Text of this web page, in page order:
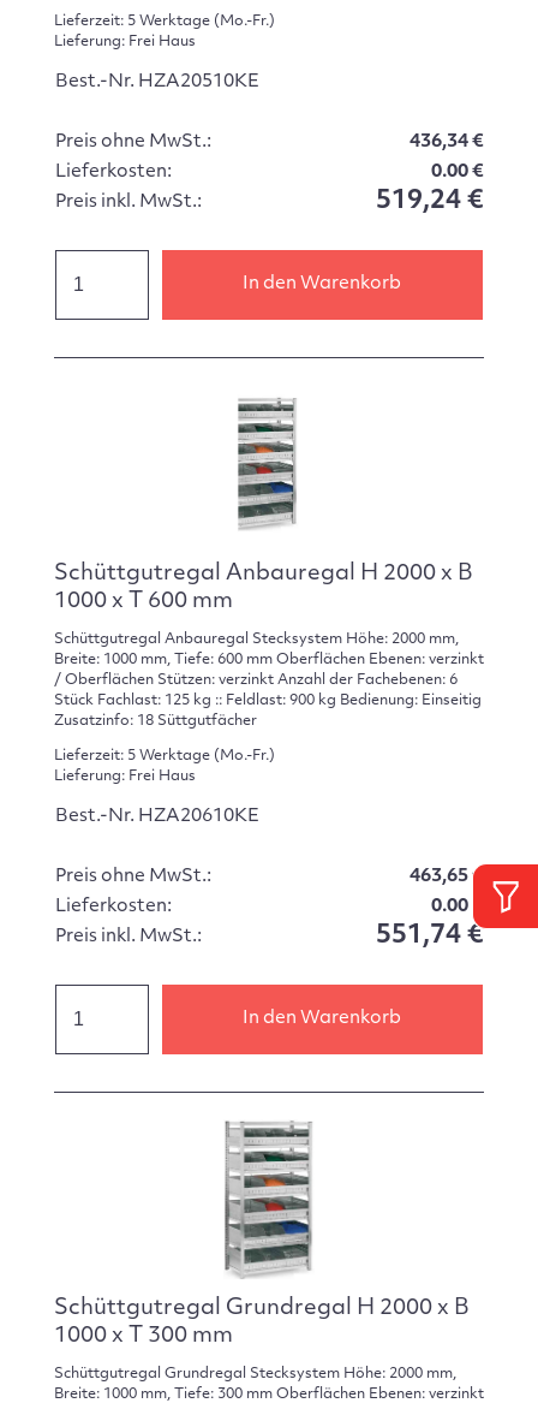
Lieferzeit: 5 Werktage (Mo.-Fr.)
Lieferung: Frei Haus
Best.-Nr. HZA20510KE
Preis ohne MwSt.:
436,34 €
Lieferkosten:
0.00 €
Preis inkl. MwSt.:
519,24 €
In den Warenkorb
Schüttgutregal Anbauregal H 2000 x B
1000 x T 600 mm
Schüttgutregal Anbauregal Stecksystem Höhe: 2000 mm,
Breite: 1000 mm, Tiefe: 600 mm Oberflächen Ebenen: verzinkt
/ Oberflächen Stützen: verzinkt Anzahl der Fachebenen: 6
Stück Fachlast: 125 kg :: Feldlast: 900 kg Bedienung: Einseitig
Zusatzinfo: 18 Süttgutfächer
Lieferzeit: 5 Werktage (Mo.-Fr.)
Lieferung: Frei Haus
Best.-Nr. HZA20610KE
Preis ohne MwSt.:
463,65 €
Lieferkosten:
0.00 €
Preis inkl. MwSt.:
551,74 €
In den Warenkorb
Schüttgutregal Grundregal H 2000 x B
1000 x T 300 mm
Schüttgutregal Grundregal Stecksystem Höhe: 2000 mm,
Breite: 1000 mm, Tiefe: 300 mm Oberflächen Ebenen: verzinkt